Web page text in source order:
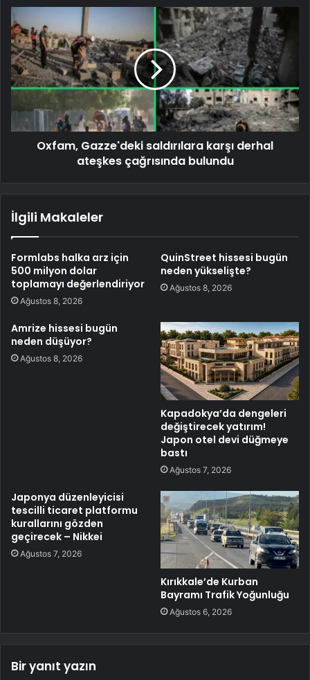
Oxfam, Gazze'deki saldırılara karşı derhal
ateşkes çağrısında bulundu
İlgili Makaleler
Formlabs halka arz için
500 milyon dolar
toplamayı değerlendiriyor
Ağustos 8, 2026
QuinStreet hissesi bugün
neden yükselişte?
Ağustos 8, 2026
Amrize hissesi bugün
neden düşüyor?
Ağustos 8, 2026
Kapadokya’da dengeleri
değiştirecek yatırım!
Japon otel devi düğmeye
bastı
Ağustos 7, 2026
Japonya düzenleyicisi
tescilli ticaret platformu
kurallarını gözden
geçirecek – Nikkei
Ağustos 7, 2026
Kırıkkale’de Kurban
Bayramı Trafik Yoğunluğu
Ağustos 6, 2026
Bir yanıt yazın